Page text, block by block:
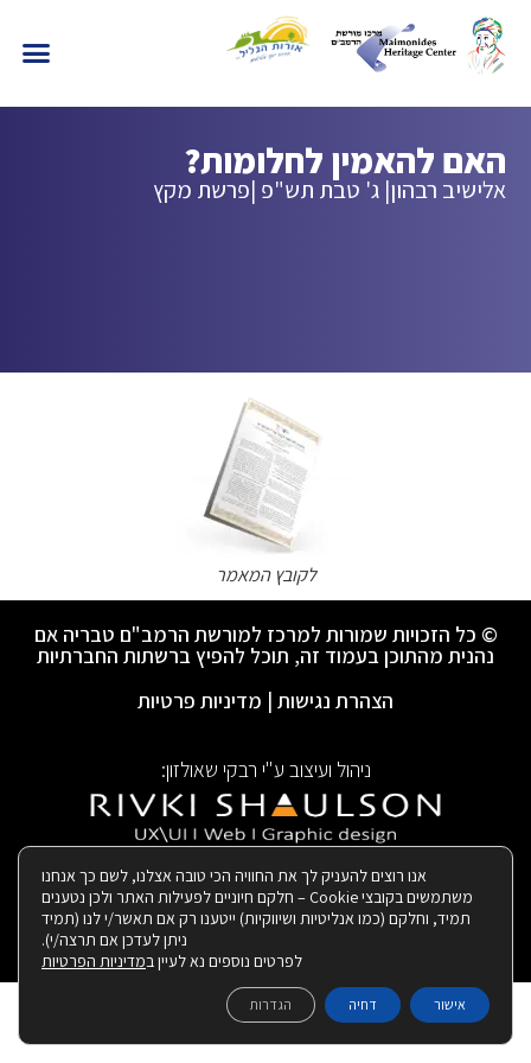
האם להאמין לחלומות?
אלישיב רבהון| ג' טבת תש"פ |פרשת מקץ
לקובץ המאמר
© כל הזכויות שמורות למרכז למורשת הרמב"ם טבריה אם
נהנית מהתוכן בעמוד זה, תוכל להפיץ ברשתות החברתיות
הצהרת נגישות | מדיניות פרטיות
ניהול ועיצוב ע"י רבקי שאולזון:
| בנייה ותחזוקת האתר:
אנו רוצים להעניק לך את החוויה הכי טובה אצלנו, לשם כך אנחנו
משתמשים בקובצי Cookie – חלקם חיוניים לפעילות האתר ולכן נטענים
תמיד, וחלקם (כמו אנליטיות ושיווקיות) ייטענו רק אם תאשר/י לנו (תמיד
ניתן לעדכן אם תרצה/י).
לפרטים נוספים נא לעיין במדיניות הפרטיות
אישור דחיה הגדרות